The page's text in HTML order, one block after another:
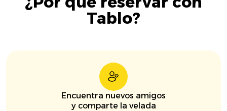
Tablo?
Encuentra nuevos amigos
y comparte la velada